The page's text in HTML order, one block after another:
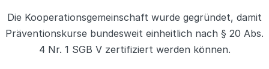
Die Kooperationsgemeinschaft wurde gegründet, damit
Präventionskurse bundesweit einheitlich nach § 20 Abs.
4 Nr. 1 SGB V zertifiziert werden können.